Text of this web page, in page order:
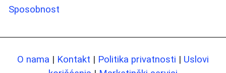
Sposobnost
O nama | Kontakt | Politika privatnosti | Uslovi